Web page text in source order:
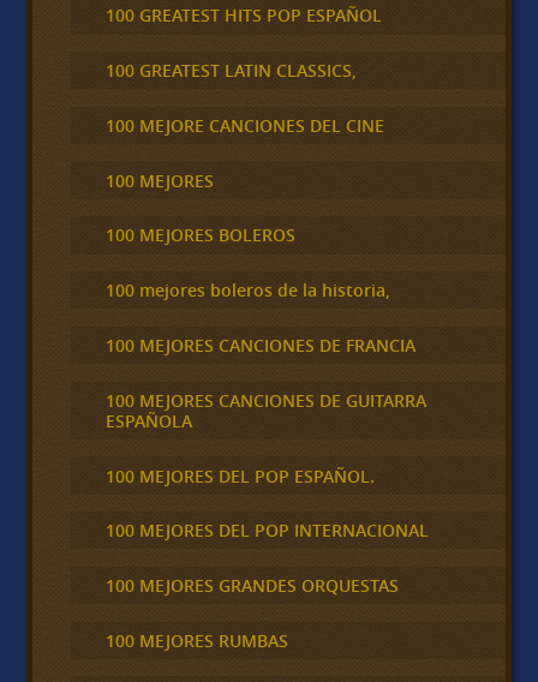
100 GREATEST HITS POP ESPAÑOL
100 GREATEST LATIN CLASSICS,
100 MEJORE CANCIONES DEL CINE
100 MEJORES
100 MEJORES BOLEROS
100 mejores boleros de la historia,
100 MEJORES CANCIONES DE FRANCIA
100 MEJORES CANCIONES DE GUITARRA
ESPAÑOLA
100 MEJORES DEL POP ESPAÑOL.
100 MEJORES DEL POP INTERNACIONAL
100 MEJORES GRANDES ORQUESTAS
100 MEJORES RUMBAS